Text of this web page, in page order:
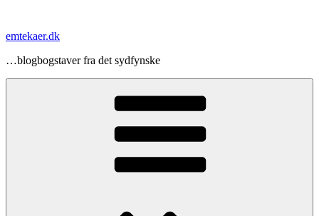
indhold
emtekaer.dk
…blogbogstaver fra det sydfynske